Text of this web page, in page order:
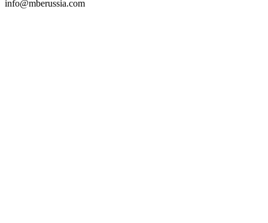
info@mberussia.com